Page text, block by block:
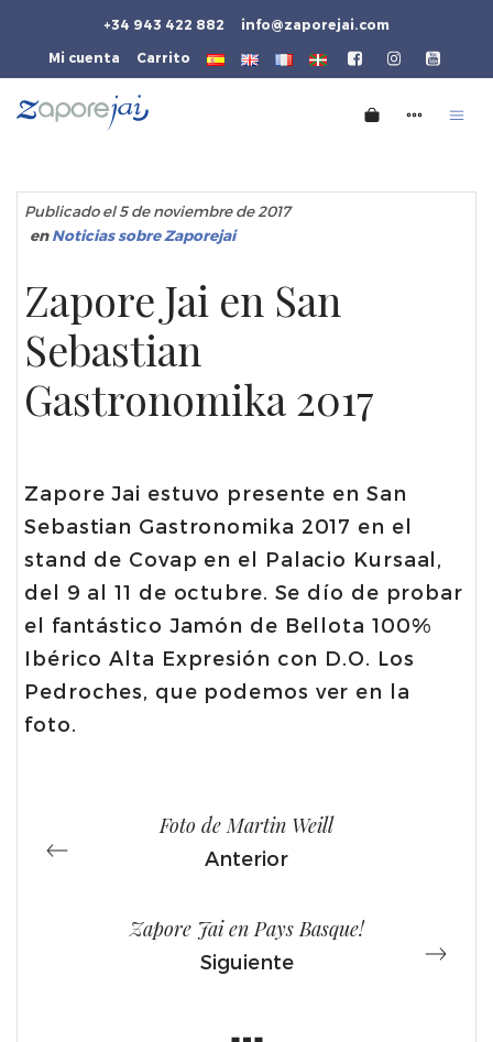
+34 943 422 882 info@zaporejai.com
Mi cuenta Carrito
Publicado el 5 de noviembre de 2017
enNoticias sobre Zaporejai
Zapore Jai en San
Sebastian
Gastronomika 2017
Zapore Jai estuvo presente en San
Sebastian Gastronomika 2017 en el
stand de Covap en el Palacio Kursaal,
del 9 al 11 de octubre. Se dío de probar
el fantástico Jamón de Bellota 100%
Ibérico Alta Expresión con D.O. Los
Pedroches, que podemos ver en la
foto.
Foto de Martin Weill
Anterior
Zapore Jai en Pays Basque!
Siguiente